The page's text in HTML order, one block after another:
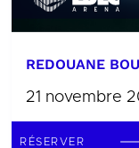
REDOUANE
21 novembre
RÉSERVER